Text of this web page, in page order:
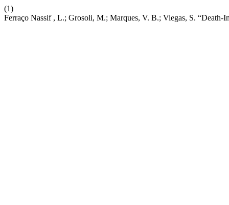
(1)
Ferraço Nassif , L.; Grosoli, M.; Marques, V. B.; Viegas, S. “Death-